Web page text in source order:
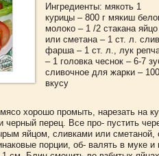
Ингредиенты: мякоть 1
курицы – 800 г мякиш
молоко – 1 /2 стакана
или сметана – 1 ст. л.
фарша – 1 ст. л., лук
– 1 головка чеснок – 6-7
сливочное для жарки –
вкусу
хорошо промыть, нарезать на
перец. Все про- пустить
яйцом, сливками или сметаной,
порции, об- валять в муке и